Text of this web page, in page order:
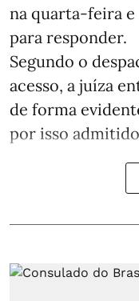
na quarta-feira e
para responder.
Segundo o
acesso, a juíza
de forma
por isso